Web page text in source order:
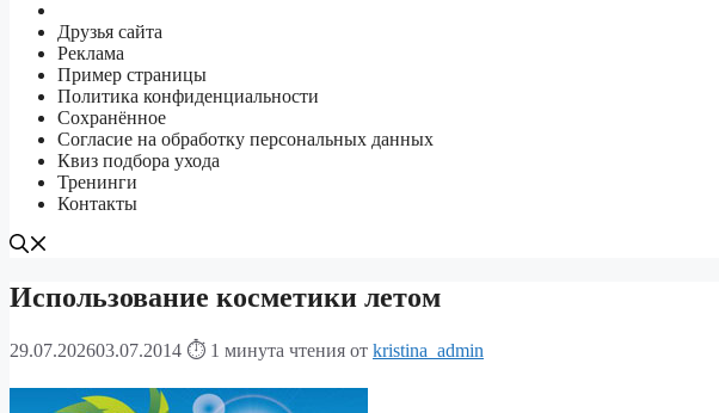
Друзья сайта
Реклама
Пример страницы
Политика конфиденциальности
Сохранённое
Согласие на обработку персональных данных
Квиз подбора ухода
Тренинги
Контакты
Использование косметики летом
29.07.202603.07.2014 ⏱ 1 минута чтения от kristina_admin